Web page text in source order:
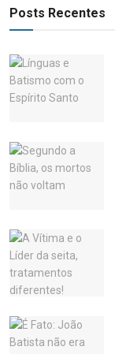
Posts Recentes